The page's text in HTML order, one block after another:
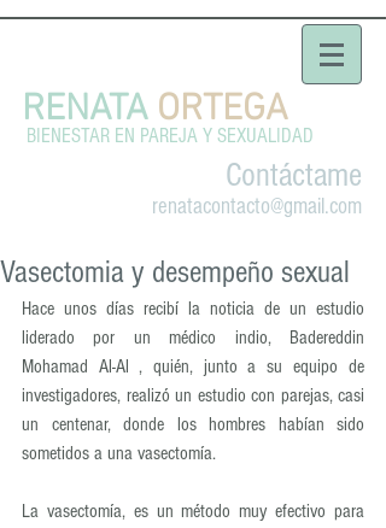
RENATA ORTEGA
BIENESTAR EN PAREJA Y SEXUALIDAD
Contáctame
renatacontacto@gmail.com
Vasectomia y desempeño sexual
Hace unos días recibí la noticia de un estudio
liderado por un médico indio, Badereddin
Mohamad Al-Al , quién, junto a su equipo de
investigadores, realizó un estudio con parejas, casi
un centenar, donde los hombres habían sido
sometidos a una vasectomía.
La vasectomía, es un método muy efectivo para